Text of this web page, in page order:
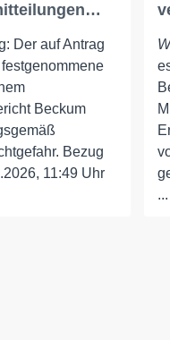
Der auf Antrag
Beckum
Bezug
11:49 Uhr
...